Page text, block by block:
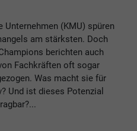
(KMU) spüren
am stärksten. Doch
berichten auch
Fachkräften oft sogar
Was macht sie für
Und ist dieses Potenzial